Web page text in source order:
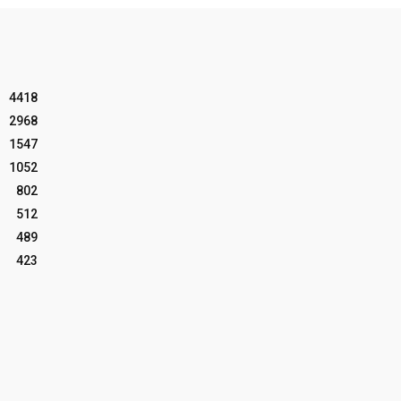
4418
2968
1547
1052
802
512
489
423